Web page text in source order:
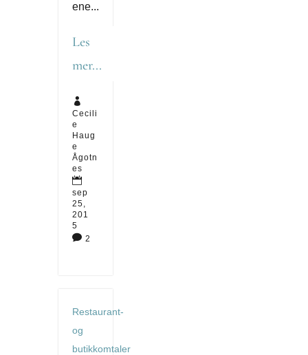
ene...
Les
mer...

Cecili
e
Haug
e
Ågotn
es

sep
25,
201
5
 2
Restaurant-
og
butikkomtaler